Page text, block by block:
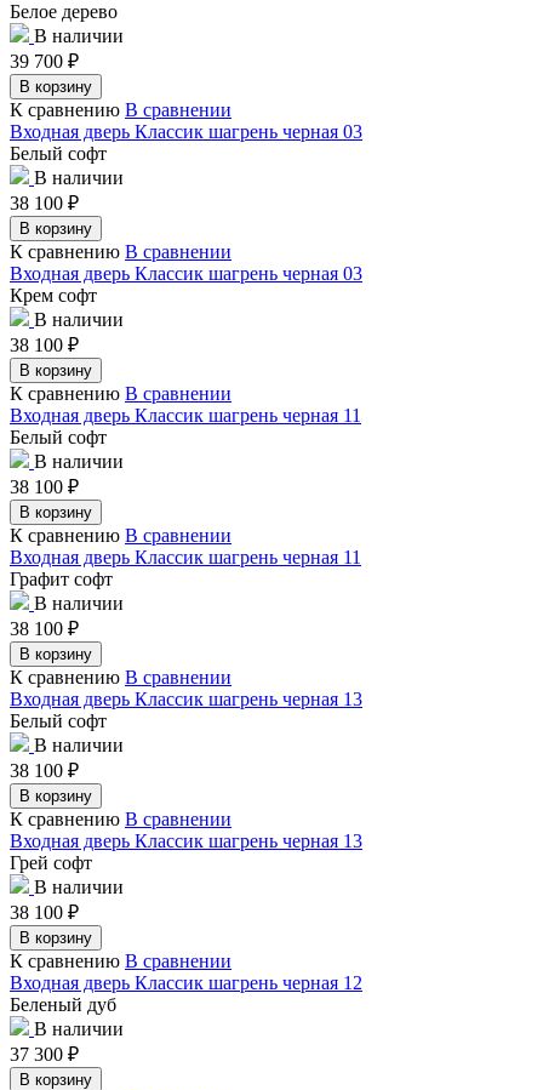
Белое дерево
В наличии
39 700 ₽
В корзину
К сравнению В сравнении
Входная дверь Классик шагрень черная 03
Белый софт
В наличии
38 100 ₽
В корзину
К сравнению В сравнении
Входная дверь Классик шагрень черная 03
Крем софт
В наличии
38 100 ₽
В корзину
К сравнению В сравнении
Входная дверь Классик шагрень черная 11
Белый софт
В наличии
38 100 ₽
В корзину
К сравнению В сравнении
Входная дверь Классик шагрень черная 11
Графит софт
В наличии
38 100 ₽
В корзину
К сравнению В сравнении
Входная дверь Классик шагрень черная 13
Белый софт
В наличии
38 100 ₽
В корзину
К сравнению В сравнении
Входная дверь Классик шагрень черная 13
Грей софт
В наличии
38 100 ₽
В корзину
К сравнению В сравнении
Входная дверь Классик шагрень черная 12
Беленый дуб
В наличии
37 300 ₽
В корзину